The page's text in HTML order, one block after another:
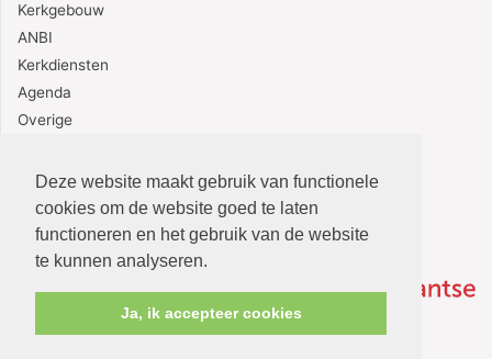
Deze website maakt gebruik van functionele
cookies om de website goed te laten
functioneren en het gebruik van de website
te kunnen analyseren.
Ja, ik accepteer cookies
Kerkgebouw
ANBI
Kerkdiensten
Agenda
Overige